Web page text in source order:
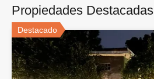
Propiedades Destacadas
Destacado